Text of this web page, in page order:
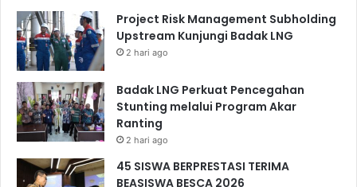
Project Risk Management Subholding
Upstream Kunjungi Badak LNG
2 hari ago
Badak LNG Perkuat Pencegahan
Stunting melalui Program Akar
Ranting
2 hari ago
45 SISWA BERPRESTASI TERIMA
BEASISWA BESCA 2026